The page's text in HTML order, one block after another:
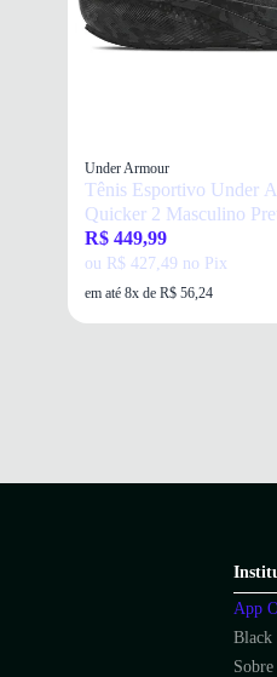
Under Armour
Tênis Esportivo Under
Quicker 2 Masculino
R$ 449,99
ou R$ 427,49 no Pix
em até 8x de R$ 56,24
App
Black
Sobre